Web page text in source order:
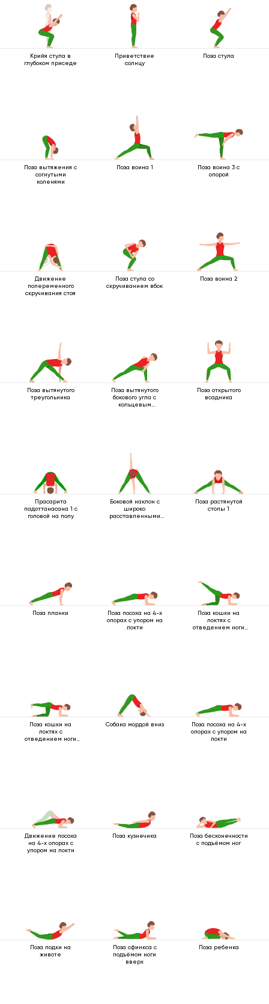
Крийя стула в
глубоком приседе
Приветствие
солнцу
Поза стула
Поза вытяжения с
согнутыми
коленями
Поза воина 1
Поза воина 3 с
опорой
Движение
попеременного
скручивания стоя
Поза стула со
скручиванием вбок
Поза воина 2
Поза вытянутого
треугольника
Поза вытянутого
бокового угла с
кольцевым
Поза открытого
всадника
Прасарита
падоттанасана 1 с
головой на полу
Боковой наклон с
широко
расставленными
Поза растянутой
стопы 1
Поза планки
Поза посоха на 4-х
опорах с упором на
локти
Поза кошки на
локтях с
отведением ноги
Поза кошки на
локтях с
отведением ноги
Собака мордой вниз
Поза посоха на 4-х
опорах с упором на
локти
Движение посоха
на 4-х опорах с
упором на локти
Поза кузнечика
Поза бесконечности
с подъёмом ног
Поза лодки на
животе
Поза сфинкса с
подъёмом ноги
вверх
Поза ребенка